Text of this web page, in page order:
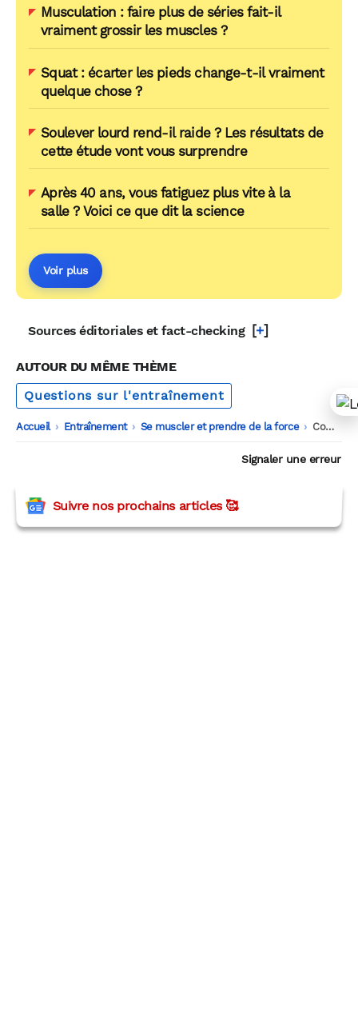
Musculation : faire plus de séries fait-il
vraiment grossir les muscles ?
Squat : écarter les pieds change-t-il vraiment
quelque chose ?
Soulever lourd rend-il raide ? Les résultats de
cette étude vont vous surprendre
Après 40 ans, vous fatiguez plus vite à la
salle ? Voici ce que dit la science
Voir plus
Sources éditoriales et fact-checking [+]
AUTOUR DU MÊME THÈME
Questions sur l'entraînement
Accueil -
Entraînement -
Se muscler et prendre de la force -
Comment s’entraîner deux fois par jour de manière efficace ?
Signaler une erreur
Suivre nos prochains articles 🥰